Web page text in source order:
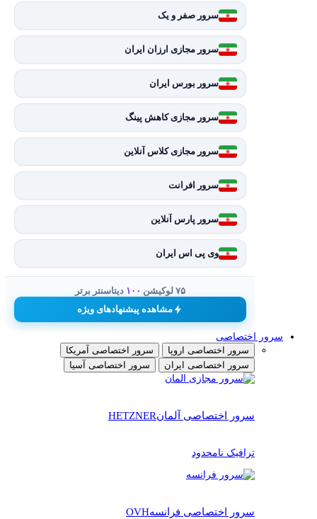
سرور صفر و یک
سرور مجازی ارزان ایران
سرور بورس ایران
سرور مجازی کاهش پینگ
سرور مجازی کلاس آنلاین
سرور افرانت
سرور پارس آنلاین
وی پی اس ایران
۷۵ لوکیشن ۱۰۰ دیتاسنتر برتر
مشاهده پیشنهادهای ویژه
سرور اختصاصی
سرور اختصاصی اروپا
سرور اختصاصی آمریکا
سرور اختصاصی ایران
سرور اختصاصی آسیا
سرور اختصاصی آلمانHETZNER
ترافیک نامحدود
سرور اختصاصی فرانسهOVH